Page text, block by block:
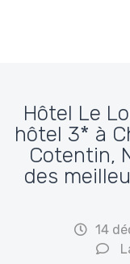
Hôtel Le
hôtel 3* à
Cotentin,
des
14